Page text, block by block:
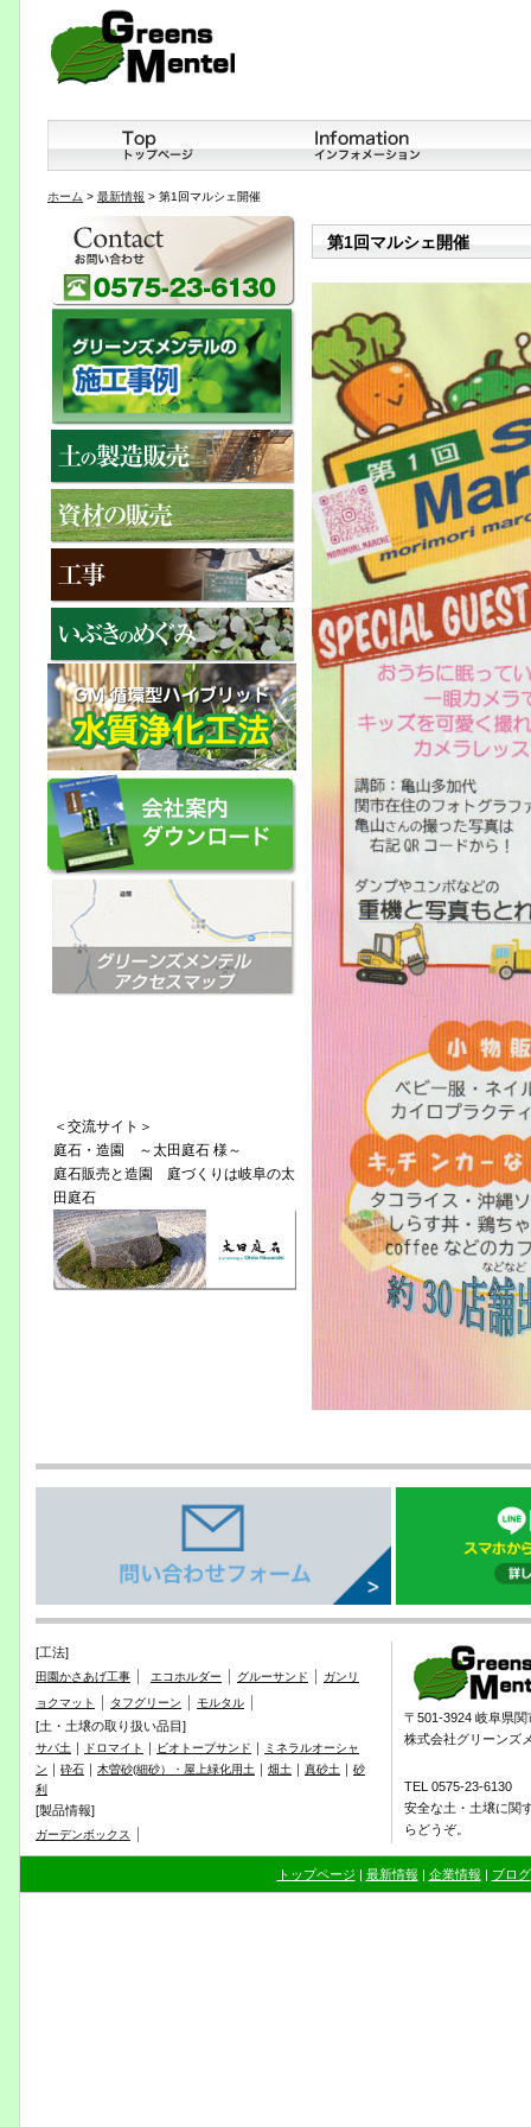
ホーム > 最新情報 > 第1回マルシェ開催
＜交流サイト＞
庭石・造園 ～太田庭石 様～
庭石販売と造園 庭づくりは岐阜の太
田庭石
第1回マルシェ開催
[工法]
田園かさあげ工事 ｜ エコホルダー ｜ グルーサンド ｜
ガンリ
ョクマット
｜ タフグリーン ｜ モルタル ｜
[土・土壌の取り扱い品目]
サバ土 ドロマイト ビオトープサンド
ミネラルオーシャ
ン
砕石 木曽砂(細砂）・屋上緑化用土 畑土 真砂土
砂
利
[製品情報]
ガーデンボックス ｜
〒501-3924 岐阜県
株式会社グリーンズ
TEL 0575-23-6130
安全な土・土壌に関
らどうぞ。
トップページ 最新情報 企業情報 ブログ